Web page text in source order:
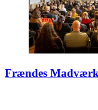
Frændes